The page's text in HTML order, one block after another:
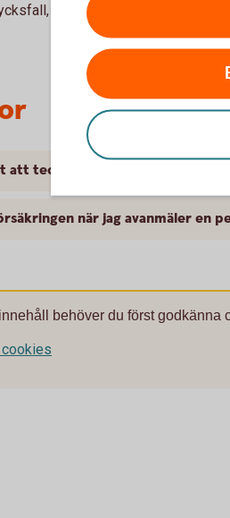
sjukvård och
att teckna
när jag avanmäler en
behöver du först